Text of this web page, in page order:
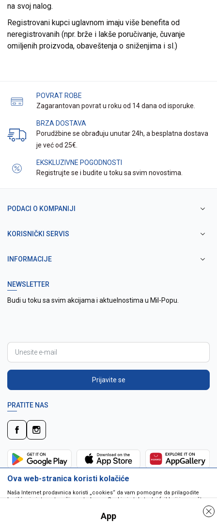
na svoj nalog.
Registrovani kupci uglavnom imaju više benefita od
neregistrovanih (npr. brže i lakše poručivanje, čuvanje
omiljenih proizvoda, obaveštenja o sniženjima i sl.)
POVRAT ROBE
Zagarantovan povrat u roku od 14 dana od isporuke.
BRZA DOSTAVA
Porudžbine se obrađuju unutar 24h, a besplatna dostava
je već od 25€.
EKSKLUZIVNE POGODNOSTI
Registrujte se i budite u toku sa svim novostima.
PODACI O KOMPANIJI
KORISNIČKI SERVIS
INFORMACIJE
NEWSLETTER
Budi u toku sa svim akcijama i aktuelnostima u Mil-Popu.
Prijavite se
PRATITE NAS
Ova web-stranica koristi kolačiće
Naša Internet prodavnica koristi „cookies“ da vam pomogne da prilagodite
korišćenje interneta vašim potrebama. Cookie je tekstualni fajl koji je smešten
da pokrenu program ili da isporuče virus vašem računaru. Cookie-i su
jedinstveno dodeljeni vama, i jedino mogu biti pročitani od strane web servera
App